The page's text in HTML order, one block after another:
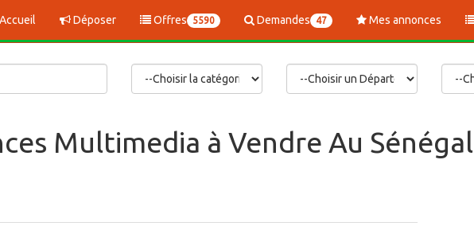
Accueil Déposer Offres 5590 Demandes 47 Mes annonces
Multimedia à Vendre Au Sénégal